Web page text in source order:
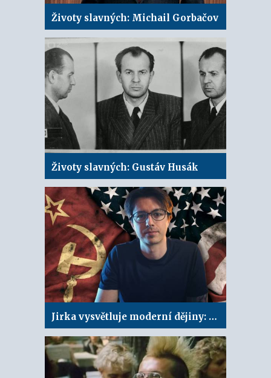
Životy slavných: Michail Gorbačov
Životy slavných: Gustáv Husák
Jirka vysvětluje moderní dějiny: Studená válka